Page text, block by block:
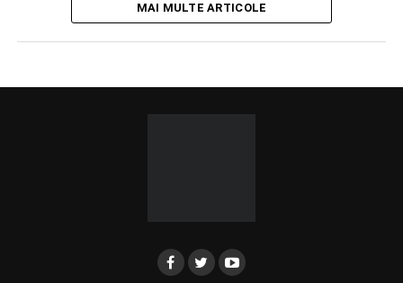
MAI MULTE ARTICOLE